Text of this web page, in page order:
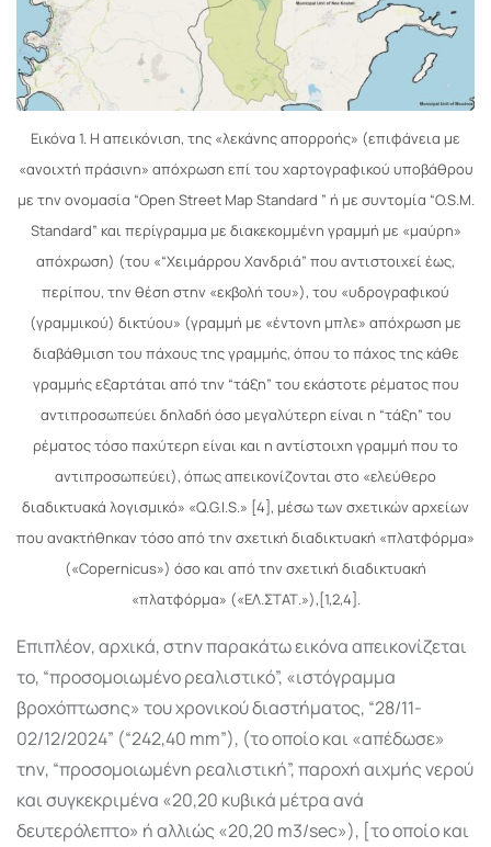
Εικόνα 1. Η απεικόνιση, της «λεκάνης απορροής» (επιφάνεια με
«ανοιχτή πράσινη» απόχρωση επί του χαρτογραφικού υποβάθρου
με την ονομασία “Open Street Map Standard ” ή με συντομία “O.S.M.
Standard” και περίγραμμα με διακεκομμένη γραμμή με «μαύρη»
απόχρωση) (του «“Χειμάρρου Χανδριά” που αντιστοιχεί έως,
περίπου, την θέση στην «εκβολή του»), του «υδρογραφικού
(γραμμικού) δικτύου» (γραμμή με «έντονη μπλε» απόχρωση με
διαβάθμιση του πάχους της γραμμής, όπου το πάχος της κάθε
γραμμής εξαρτάται από την “τάξη” του εκάστοτε ρέματος που
αντιπροσωπεύει δηλαδή όσο μεγαλύτερη είναι η “τάξη” του
ρέματος τόσο παχύτερη είναι και η αντίστοιχη γραμμή που το
αντιπροσωπεύει), όπως απεικονίζονται στο «ελεύθερο
διαδικτυακά λογισμικό» «Q.G.I.S.» [4], μέσω των σχετικών αρχείων
που ανακτήθηκαν τόσο από την σχετική διαδικτυακή «πλατφόρμα»
(«Copernicus») όσο και από την σχετική διαδικτυακή
«πλατφόρμα» («ΕΛ.ΣΤΑΤ.»),[1,2,4].
Επιπλέον, αρχικά, στην παρακάτω εικόνα απεικονίζεται
το, “προσομοιωμένο ρεαλιστικό”, «ιστόγραμμα
βροχόπτωσης» του χρονικού διαστήματος, “28/11-
02/12/2024” (“242,40 mm”), (το οποίο και «απέδωσε»
την, “προσομοιωμένη ρεαλιστική”, παροχή αιχμής νερού
και συγκεκριμένα «20,20 κυβικά μέτρα ανά
δευτερόλεπτο» ή αλλιώς «20,20 m3/sec»), [το οποίο και